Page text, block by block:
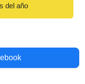
del año